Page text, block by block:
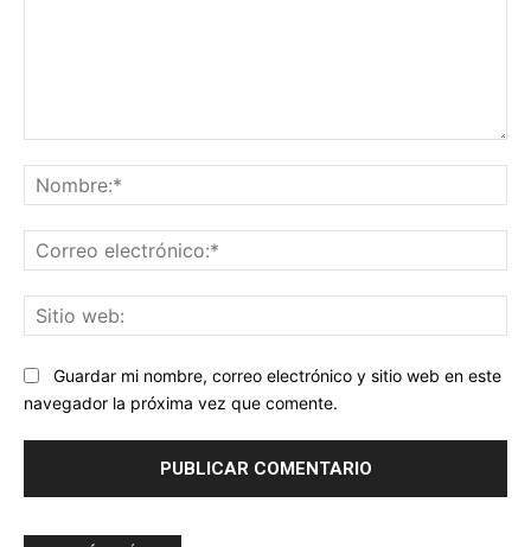
Guardar mi nombre, correo electrónico y sitio web en este
navegador la próxima vez que comente.